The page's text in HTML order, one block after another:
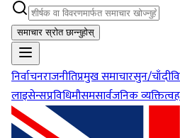
समाचार स्रोत छान्नुहोस्
निर्वाचनराजनीतिप्रमुख समाचारसुन/चाँदी
लाइसेन्सप्रविधिमौसमसार्वजनिक